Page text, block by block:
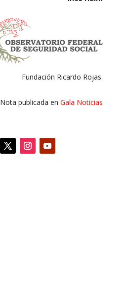
Fundación Ricardo Rojas.
Nota publicada enGala Noticias